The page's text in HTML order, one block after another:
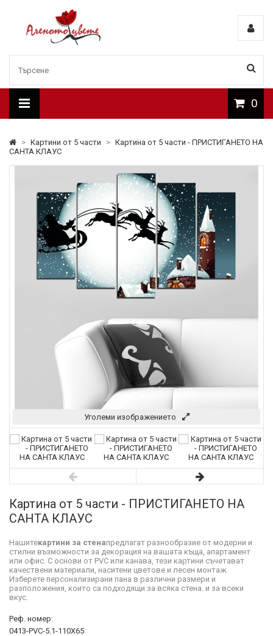
0
> Картини от 5 части > Картина от 5 части - ПРИСТИГАНЕТО НА
САНТА КЛАУС
Уголеми изображението
Картина от 5 части - ПРИСТИГАНЕТО НА
САНТА КЛАУС
Нашитекартини за стенапредлагат разнообразие от модерни и
стилни възможности за декорация на вашата къща, апартамент
или офис. С основи от PVC или канава, тези картини съчетават
качествени материали, наситени цветове и лесен монтаж.
Изберете персонализирани пана в различни размери и
разположения, които са подходящи за всяка стена. и за всеки
вкус.
Реф. номер:
0413-PVC-5.1-110X65